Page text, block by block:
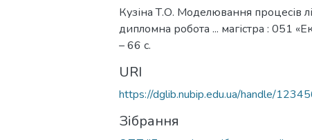
Кузіна Т.О. Моделювання процесів
дипломна робота ... магістра : 051
– 66 с.
URI
https://dglib.nubip.edu.ua/handle/
Зібрання